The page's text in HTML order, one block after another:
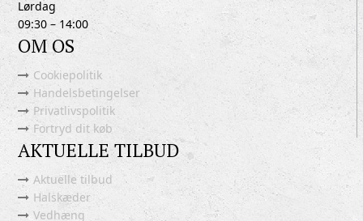
Lørdag
09:30 – 14:00
OM OS
Cookiepolitik
Handelsbetingelser
Privatlivspolitik
Fortryd dit køb
AKTUELLE TILBUD
Aktuelle tilbud
Halskæder
Vedhæng